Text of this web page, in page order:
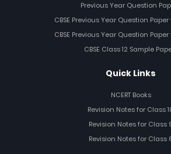
Previous Year Question
CBSE Previous Year Question Paper
CBSE Previous Year Question Paper
CBSE Class 12 Sample
Quick Links
NCERT Books
Revision Notes for Class
Revision Notes for Class
Revision Notes for Class